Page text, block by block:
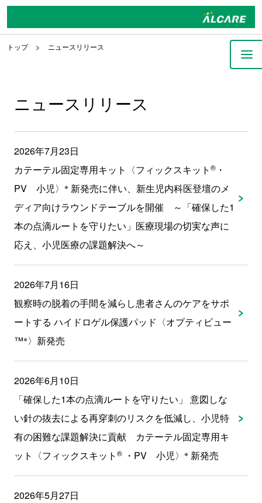
トップ ニュースリリース
ニュースリリース
2026年7月23日
カテーテル固定専用キット〈フィックスキット ®・
PV 小児〉 ※新発売に伴い、新生児内科医登壇のメ
ディア向けラウンドテーブルを開催 ～「確保した1
本の点滴ルートを守りたい」医療現場の切実な声に
応え、小児医療の課題解決へ～
2026年7月16日
観察時の脱着の手間を減らし患者さんのケアをサポ
ートする ハイドロゲル保護パッド〈オプティビュー
™※〉新発売
2026年6月10日
「確保した1本の点滴ルートを守りたい」 意図しな
い針の抜去による再穿刺のリスクを低減し、小児特
有の困難な課題解決に貢献 カテーテル固定専用キ
ット〈フィックスキット ®・PV 小児〉 ※新発売
2026年5月27日